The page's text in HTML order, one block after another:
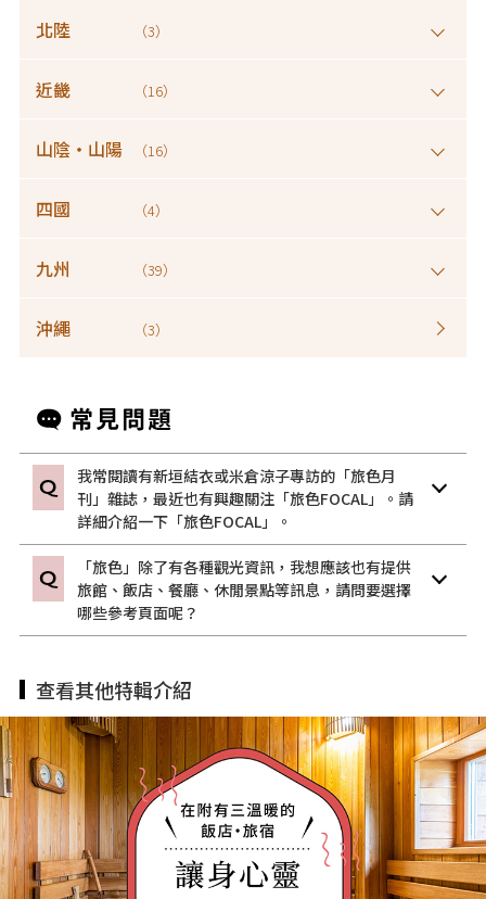
北陸 （3）
近畿 （16）
山陰・山陽 （16）
四國 （4）
九州 （39）
沖繩 （3）
我常閱讀有新垣結衣或米倉涼子專訪的「旅色月
刊」雜誌，最近也有興趣關注「旅色FOCAL」。請
詳細介紹一下「旅色FOCAL」。
「旅色」除了有各種觀光資訊，我想應該也有提供
旅館、飯店、餐廳、休閒景點等訊息，請問要選擇
哪些參考頁面呢？
查看其他特輯介紹